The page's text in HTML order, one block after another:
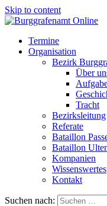
Skip to content
Termine
Organisation
Bezirk
Über
Tracht
Bezirksleitung
Referate
Bataillon
Bataillon
Kompanien
Wissenswertes
Kontakt
Suchen nach: